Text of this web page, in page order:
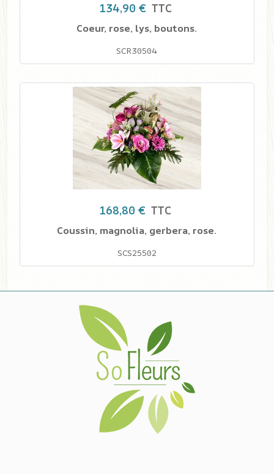
134,90 € TTC
Coeur, rose, lys, boutons.
SCR30504
168,80 € TTC
Coussin, magnolia, gerbera, rose.
SCS25502